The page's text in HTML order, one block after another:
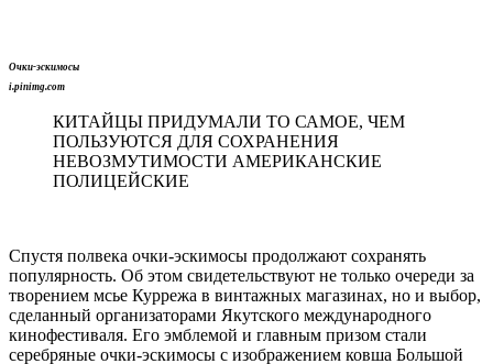
Очки-эскимосы
i.pinimg.com
КИТАЙЦЫ ПРИДУМАЛИ ТО САМОЕ, ЧЕМ
ПОЛЬЗУЮТСЯ ДЛЯ СОХРАНЕНИЯ
НЕВОЗМУТИМОСТИ АМЕРИКАНСКИЕ
ПОЛИЦЕЙСКИЕ
Спустя полвека очки-эскимосы продолжают сохранять
популярность. Об этом свидетельствуют не только очереди за
творением мсье Куррежа в винтажных магазинах, но и выбор,
сделанный организаторами Якутского международного
кинофестиваля. Его эмблемой и главным призом стали
серебряные очки-эскимосы с изображением ковша Большой